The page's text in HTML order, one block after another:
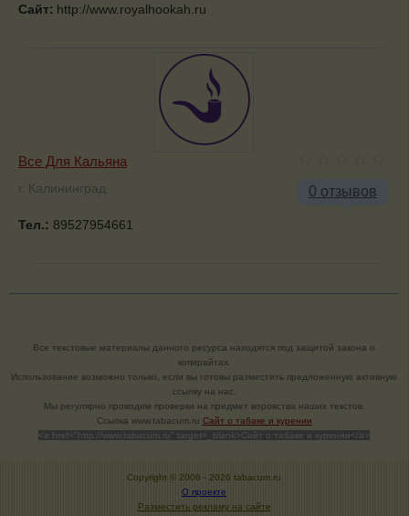
Сайт: http://www.royalhookah.ru
0 отзывов
Все Для Кальяна
г. Калининград
Тел.: 89527954661
Все текстовые материалы данного ресурса находятся под защитой закона о
копирайтах.
Использование возможно только, если вы готовы разместить предложенную активную
ссылку на нас.
Мы регулярно проводим проверки на предмет воровства наших текстов.
Cсылка www.tabacum.ru Сайт о табаке и курении
<a href="http://www.tabacum.ru" target=_blank>Сайт о табаке и курении</a>
Copyright © 2006 - 2026 tabacum.ru
О проекте
Разместить рекламу на сайте